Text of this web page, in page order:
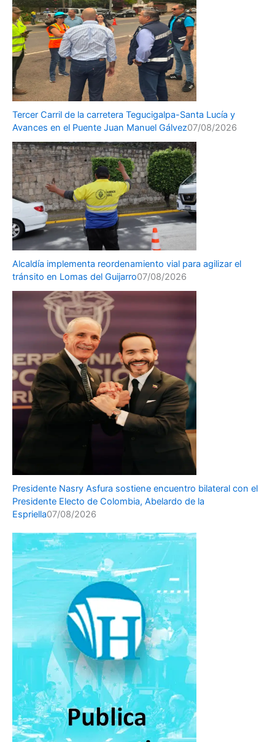
Tercer Carril de la carretera Tegucigalpa-Santa Lucía y
Avances en el Puente Juan Manuel Gálvez07/08/2026
Alcaldía implementa reordenamiento vial para agilizar el
tránsito en Lomas del Guijarro07/08/2026
Presidente Nasry Asfura sostiene encuentro bilateral con el
Presidente Electo de Colombia, Abelardo de la
Espriella07/08/2026